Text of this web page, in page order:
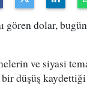
gören dolar,
ve siyasi
düşüş